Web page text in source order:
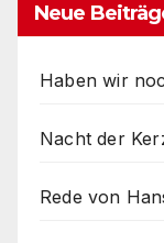
Neue
Haben wir
Nacht der
Rede von